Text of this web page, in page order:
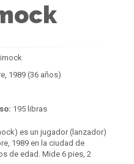
1989 (36 años)
195 libras
es un jugador (lanzador)
1989 en la ciudad de
de edad. Mide 6 pies, 2